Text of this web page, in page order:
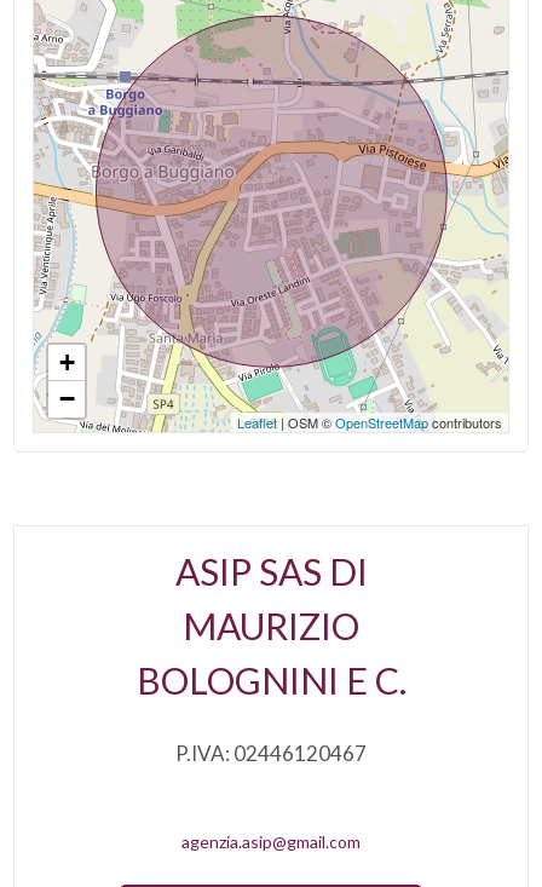
+
−
Leaflet| OSM ©OpenStreetMapcontributors
ASIP SAS DI
MAURIZIO
BOLOGNINI E C.
P.IVA: 02446120467
agenzia.asip@gmail.com